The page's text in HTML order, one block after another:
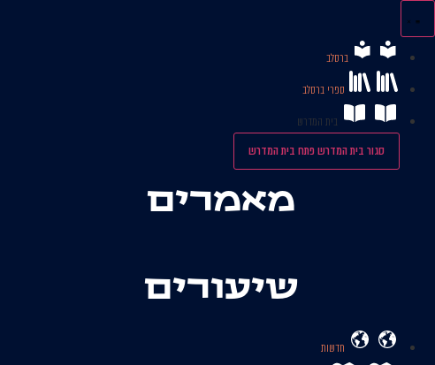
לתוכן
ברסלב
ספרי ברסלב
בית המדרש
סגור בית המדרשפתח בית המדרש
מאמרים
שיעורים
חדשות